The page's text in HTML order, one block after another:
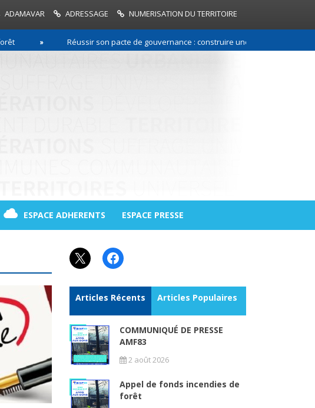
ADAMAVAR ADRESSAGE NUMERISATION DU TERRITOIRE
Réussir son pacte de gouvernance : construire une relation de confiance
ESPACE ADHERENTS ESPACE PRESSE
X Facebook
Articles Récents Articles Populaires
COMMUNIQUÉ DE PRESSE
AMF83
2 août 2026
Appel de fonds incendies de
forêt